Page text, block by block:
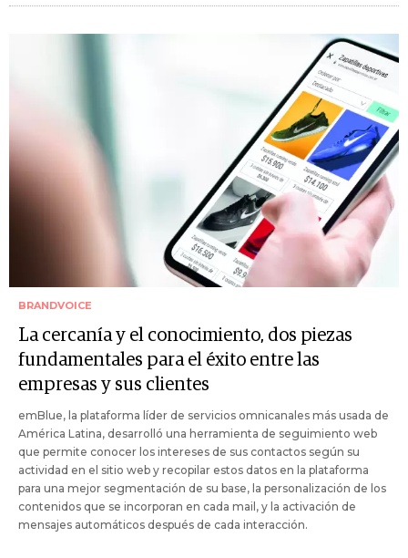
BRANDVOICE
La cercanía y el conocimiento, dos piezas
fundamentales para el éxito entre las
empresas y sus clientes
emBlue, la plataforma líder de servicios omnicanales más usada de
América Latina, desarrolló una herramienta de seguimiento web
que permite conocer los intereses de sus contactos según su
actividad en el sitio web y recopilar estos datos en la plataforma
para una mejor segmentación de su base, la personalización de los
contenidos que se incorporan en cada mail, y la activación de
mensajes automáticos después de cada interacción.